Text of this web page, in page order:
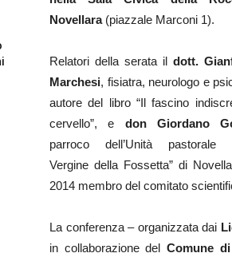
Novellara(piazzale Marconi 1).
Relatori della serata il dott.
Marchesi, fisiatra, neurologo e
autore del libro “Il fascino
cervello”, e don Giordano
parroco dell’Unità pastorale
Vergine della Fossetta” di
2014 membro del comitato
La conferenza – organizzata dai
in collaborazione delComune